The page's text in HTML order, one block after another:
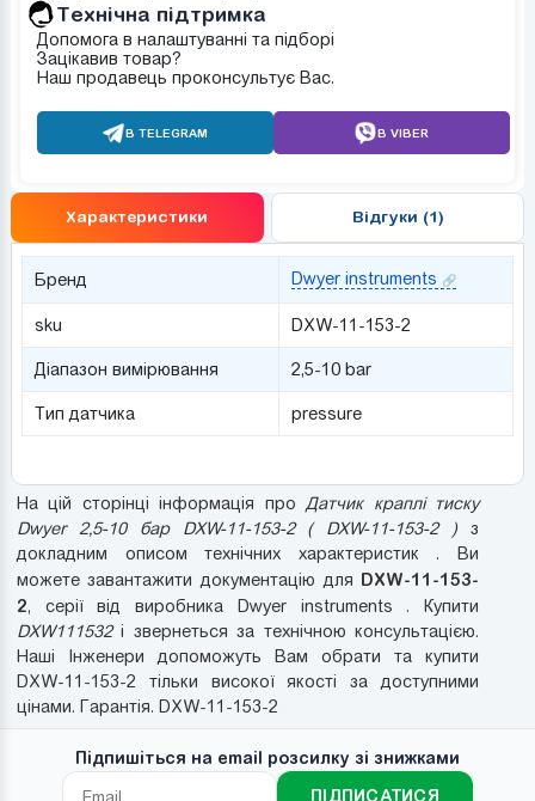
Tехнічна підтримка
Допомога в налаштуванні та підборі
Зацікавив товар?
Наш продавець проконсультує Вас.
В TELEGRAM В VIBER
Характеристики Відгуки (1)
Бренд Dwyer instruments
sku DXW-11-153-2
Діапазон вимірювання 2,5-10 bar
Тип датчика pressure
На цій сторінці інформація про Датчик краплі тиску
Dwyer 2,5-10 бар DXW-11-153-2 ( DXW-11-153-2 ) з
докладним описом технічних характеристик . Ви
можете завантажити документацію для DXW-11-153-
2, серії від виробника Dwyer instruments . Купити
DXW111532і звернеться за технічною консультацією.
Наші Інженери допоможуть Вам обрати та купити
DXW-11-153-2 тільки високої якості за доступними
цінами. Гарантія. DXW-11-153-2
Підпишіться на email розсилку зі знижками
ПІДПИСАТИСЯ